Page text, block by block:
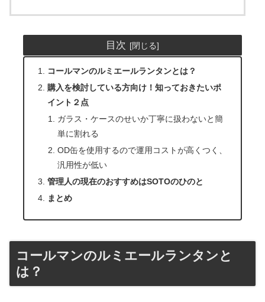
目次
コールマンのルミエールランタンとは？
購入を検討している方向け！知っておきたいポ
イント２点
ガラス・ケースのせいか丁寧に扱わないと簡
単に割れる
OD缶を使用するので運用コストが高くつく、
汎用性が低い
管理人の現在のおすすめはSOTOのひのと
まとめ
コールマンのルミエールランタンと
は？